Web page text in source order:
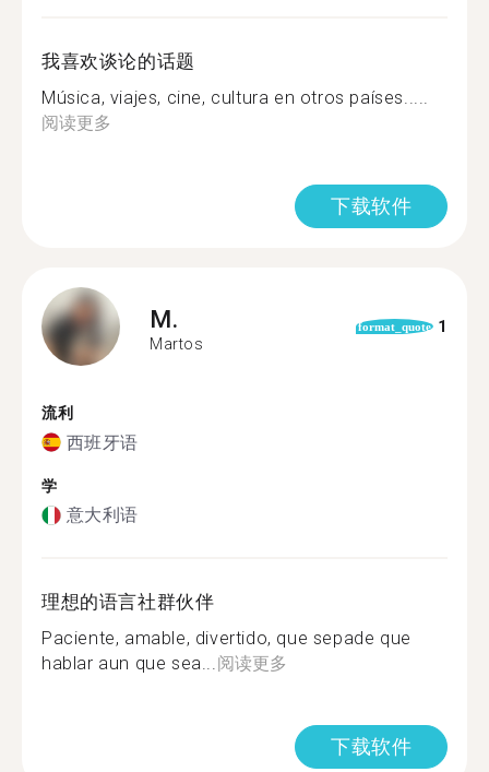
我喜欢谈论的话题
Música, viajes, cine, cultura en otros países.....
阅读更多
下载软件
M.
Martos
format_quote 1
流利
西班牙语
学
意大利语
理想的语言社群伙伴
Paciente, amable, divertido, que sepade que
hablar aun que sea...阅读更多
下载软件